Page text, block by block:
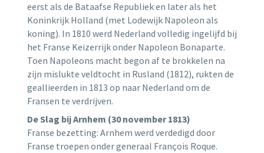
eerst als de Bataafse Republiek en later als het
Koninkrijk Holland (met Lodewijk Napoleon als
koning). In 1810 werd Nederland volledig ingelijfd bij
het Franse Keizerrijk onder Napoleon Bonaparte.
Toen Napoleons macht begon af te brokkelen na
zijn mislukte veldtocht in Rusland (1812), rukten de
geallieerden in 1813 op naar Nederland om de
Fransen te verdrijven.
De Slag bij Arnhem (30 november 1813)
Franse bezetting: Arnhem werd verdedigd door
Franse troepen onder generaal François Roque.